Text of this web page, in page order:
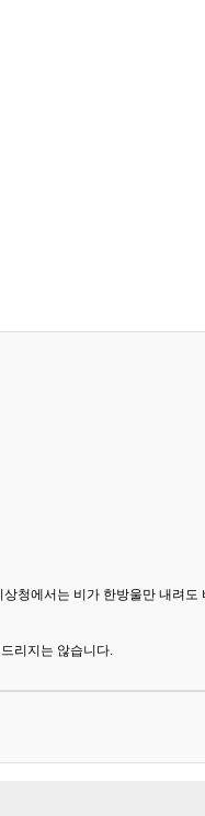
상청에서는 비가 한방울만 내려도
리지는 않습니다.